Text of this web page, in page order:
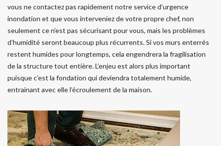
vous ne contactez pas rapidement notre service d’urgence
inondation et que vous interveniez de votre propre chef, non
seulement ce n’est pas sécurisant pour vous, mais les problèmes
d’humidité seront beaucoup plus récurrents. Si vos murs enterrés
restent humides pour longtemps, cela engendrera la fragilisation
de la structure tout entière. L’enjeu est alors plus important
puisque c’est la fondation qui deviendra totalement humide,
entrainant avec elle l’écroulement de la maison.